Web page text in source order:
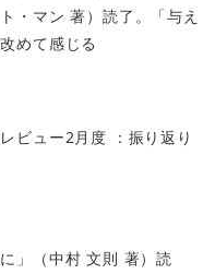
・マン 著）読了。「与え
めて感じる
ビュー2月度 ：振り返り
」（中村 文則 著）読